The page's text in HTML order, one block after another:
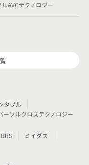
ルAVCテクノロジー
タブル
ーソルクロステクノロジー
BRS
ミイダス